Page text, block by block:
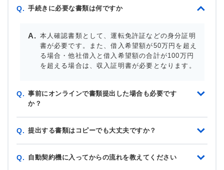
Q. 手続きに必要な書類は何ですか
本人確認書類として、運転免許証などの身分証明
書が必要です。また、借入希望額が50万円を超え
る場合・他社借入と借入希望額の合計が100万円
を超える場合は、収入証明書が必要となります。
Q. 事前にオンラインで書類提出した場合も必要です
か？
Q. 提出する書類はコピーでも大丈夫ですか？
Q. 自動契約機に入ってからの流れを教えてください